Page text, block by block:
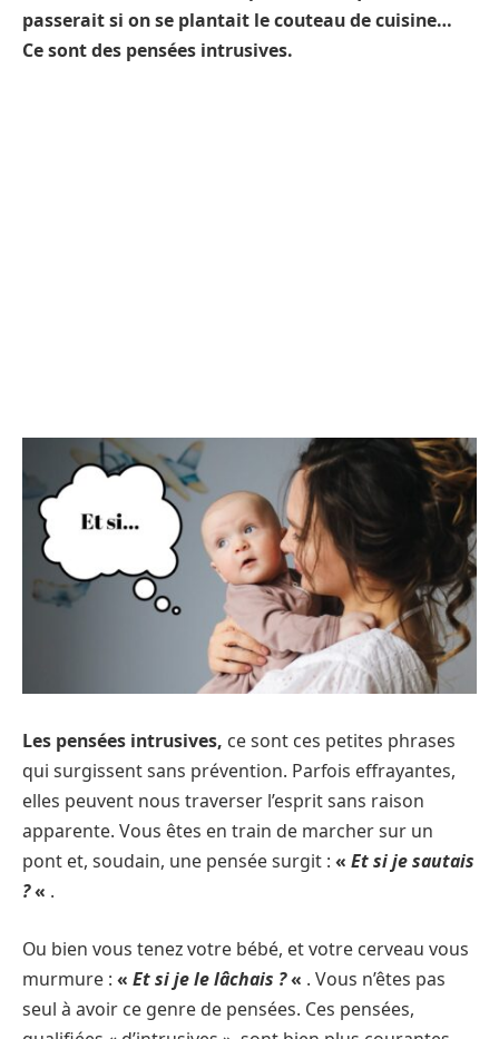
passerait si on se plantait le couteau de cuisine…
Ce sont des pensées intrusives.
Les pensées intrusives, ce sont ces petites phrases
qui surgissent sans prévention. Parfois effrayantes,
elles peuvent nous traverser l’esprit sans raison
apparente. Vous êtes en train de marcher sur un
pont et, soudain, une pensée surgit : « Et si je sautais
?« .
Ou bien vous tenez votre bébé, et votre cerveau vous
murmure : « Et si je le lâchais ?« . Vous n’êtes pas
seul à avoir ce genre de pensées. Ces pensées,